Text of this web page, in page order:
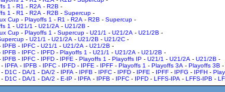
1 - R1 - R2A - R2B -
1 - R1 - R2A - R2B - Supercup -
Cup - Playoffs 1 - R1 - R2A - R2B - Supercup -
1 - U21/1 - U21/2A - U21/2B -
Cup - Playoffs 1 - Supercup - U21/1 - U21/2A - U21/2B -
- U21/1 - U21/2A - U21/2B - U21/2C -
IPFB - IPFC - U21/1 - U21/2A - U21/2B -
IPFB - IPFC - IPFD - Playoffs 1 - U21/1 - U21/2A - U21/2B -
IPFB - IPFC - IPFD - IPFE - Playoffs 1 - Playoffs IP - U21/1 - U21/2A - U21/2B -
- IPFA - IPFB - IPFC - IPFD - IPFE - IPFF - Playoffs 1 - Playoffs 3A - Playoffs 3B -
- D1C - DA/1 - DA/2 - IPFA - IPFB - IPFC - IPFD - IPFE - IPFF - IPFG - IPFH -
- D1C - DA/1 - DA/2 - E-IP - IPFA - IPFB - IPFC - IPFD - LFFS-IPA - LFFS-IPB -